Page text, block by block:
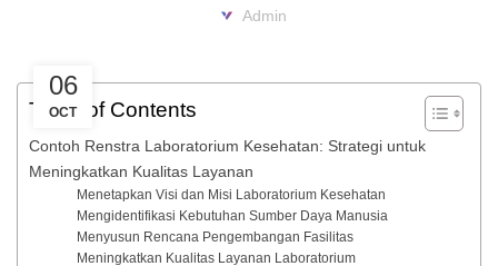
Modular Furniture Laboratory
Exhaust Hood Laboratory
Laboratory Top Surface Product
Biosafety Cabinet
GMP 15-10 Air Shower
Admin
06
OCT
Table of Contents
Contoh Renstra Laboratorium Kesehatan: Strategi untuk
Meningkatkan Kualitas Layanan
Menetapkan Visi dan Misi Laboratorium Kesehatan
Mengidentifikasi Kebutuhan Sumber Daya Manusia
Menyusun Rencana Pengembangan Fasilitas
Meningkatkan Kualitas Layanan Laboratorium